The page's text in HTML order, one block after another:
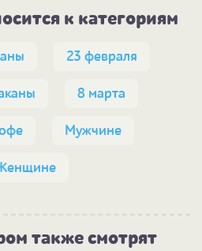
к категориям
23 февраля
8 марта
Мужчине
также смотрят